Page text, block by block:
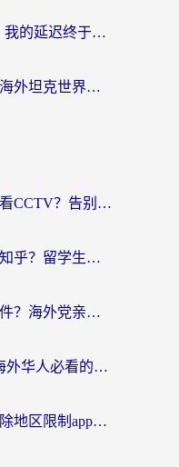
人在美国玩BanG加速器，我的延迟终于绿了
海外玩坦克世界总卡顿？海外坦克世界加速器有哪些？实测好用的选择在这里
海外党亲测：在海外如何看CCTV？告别“仅限大陆播放”的实用指南
央视影音在海外可以看吗知乎？留学生亲测：3步解决地域限制+追剧自由
在国外怎么看咪咕视频软件？海外党亲测有效的回国加速方案
12123在国外能登录吗？海外华人必看的回国加速实用指南
海外党追剧必备：手机解除地区限制app怎么选？解决央视视频&国内剧地区限制全指南